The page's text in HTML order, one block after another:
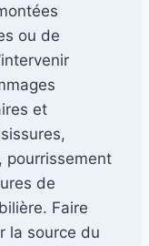
ou de
et
pourrissement
de
Faire
la source du